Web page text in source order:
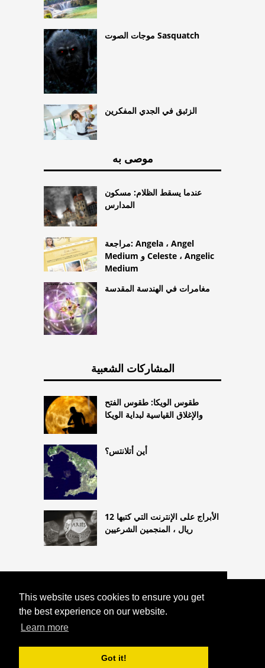
This website uses cookies to ensure you get
the best experience on our website.
Learn more
Got it!
موجات الصوت Sasquatch
الزئبق في الجدي المفكرين
موصى به
عندما يسقط الظلام: مسكون
المدارس
مراجعة: Angela ، Angel
Medium و Celeste ، Angelic
Medium
مغامرات في الهندسة المقدسة
المشاركات الشعبية
طقوس الويكا: طقوس الفتح
والإغلاق القياسية لبداية الويكا
أين أتلانتس؟
12 الأبراج على الإنترنت التي كتبها
ريال ، المنجمين الشرعيين
COPYRIGHT 2026
HTTPS://ASTROLOGYONLINE.NET